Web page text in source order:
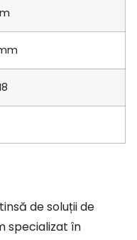
de soluții de
specializat în